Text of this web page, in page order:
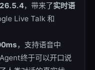
，带来了实时语
Live Talk 和
，支持语音中
终于可以开口说